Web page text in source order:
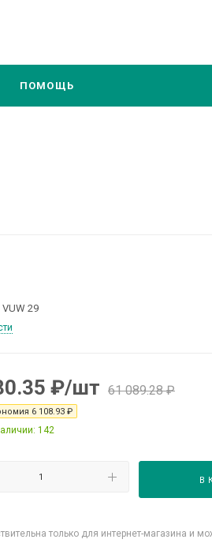
ПОМОЩЬ
29
₽/шт 61 089.28₽
6 108.93 ₽
142
В
только для интернет-магазина и